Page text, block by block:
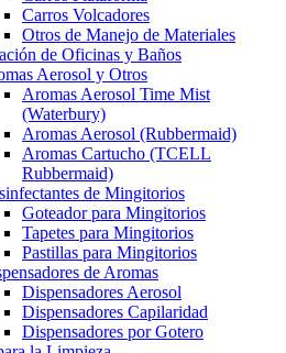
Carros Volcadores
Otros de Manejo de Materiales
de Oficinas y Baños
Aerosol y Otros
Aromas Aerosol Time Mist
(Waterbury)
Aromas Aerosol (Rubbermaid)
Aromas Cartucho (TCELL
Rubbermaid)
de Mingitorios
Goteador para Mingitorios
Tapetes para Mingitorios
Pastillas para Mingitorios
de Aromas
Dispensadores Aerosol
Dispensadores Capilaridad
Dispensadores por Gotero